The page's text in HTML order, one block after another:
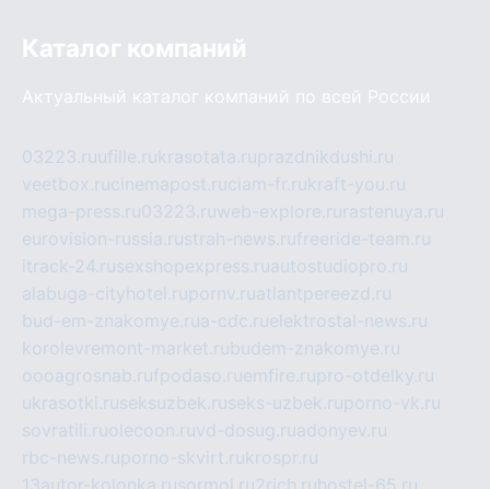
Каталог компаний
Актуальный каталог компаний по всей России
03223.ruufille.rukrasotata.ruprazdnikdushi.ru
veetbox.rucinemapost.ruciam-fr.rukraft-you.ru
mega-press.ru03223.ruweb-explore.ru rastenuya.ru
eurovision-russia.rustrah-news.rufreeride-team.ru
itrack-24.rusexshopexpress.ruautostudiopro.ru
alabuga-cityhotel.rupornv.ruatlantpereezd.ru
bud-em-znakomye.rua-cdc.ruelektrostal-news.ru
korolevremont-market.rubudem-znakomye.ru
oooagrosnab.rufpodaso.ruemfire.rupro-otdelky.ru
ukrasotki.ruseksuzbek.ruseks-uzbek.ruporno-vk.ru
sovratili.ruolecoon.ruvd-dosug.ruadonyev.ru
rbc-news.ruporno-skvirt.rukrospr.ru
13autor-kolonka.rusormol.ru2rich.ru hostel-65.ru